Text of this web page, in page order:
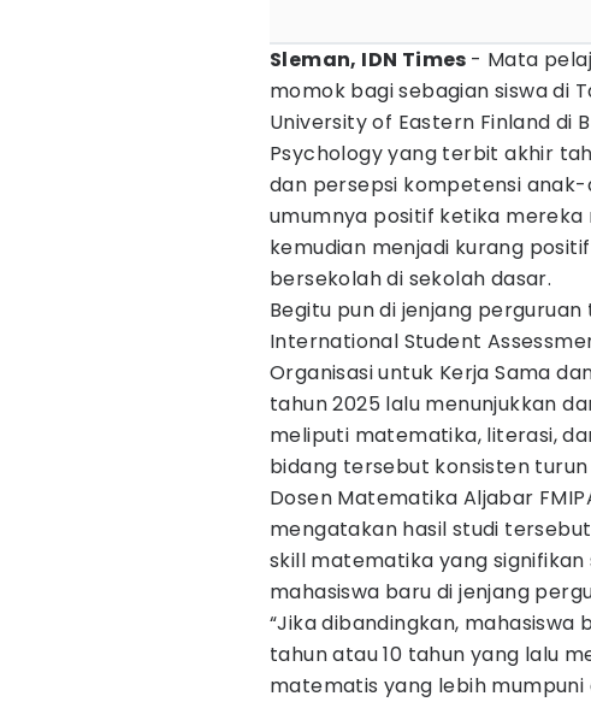
Sleman, IDN Times - Mata
momok bagi sebagian siswa di
University of Eastern Finland di
Psychology yang terbit akhir
dan persepsi kompetensi
umumnya positif ketika mereka
kemudian menjadi kurang
bersekolah di sekolah dasar.
Begitu pun di jenjang
International Student
Organisasi untuk Kerja Sama
tahun 2025 lalu menunjukkan
meliputi matematika, literasi,
bidang tersebut konsisten turun
Dosen Matematika Aljabar
mengatakan hasil studi
skill matematika yang
mahasiswa baru di jenjang
“Jika dibandingkan,
tahun atau 10 tahun yang lalu
matematis yang lebih mumpuni